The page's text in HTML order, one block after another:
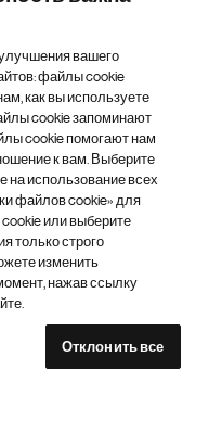
AG
Правила использования
Карта сайта
Российской Федерации
вашего
файлы cookie
как вы используете
cookie запоминают
cookie помогают нам
к вам. Выберите
на использование всех
файлов cookie» для
или выберите
только строго
изменить
нажав ссылку
Отклонить все